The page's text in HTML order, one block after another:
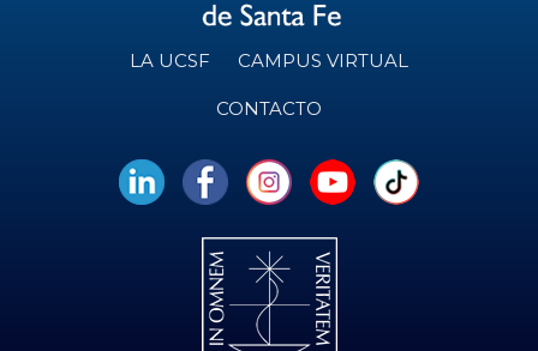
LA UCSF CAMPUS VIRTUAL
CONTACTO